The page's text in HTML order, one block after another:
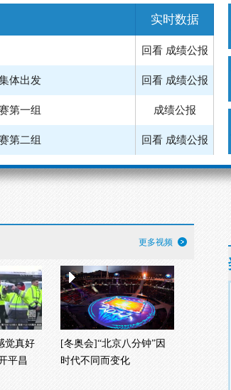
实时数据
回看 成绩公报
体出发 回看 成绩公报
第一组 成绩公报
第二组 回看 成绩公报
第二组 回看 成绩公报
更多视频
觉真好
平昌
[冬奥会]“北京八分钟”因
时代不同而变化